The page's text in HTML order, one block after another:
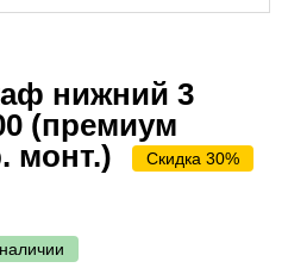
нижний 3
(премиум
монт.)
Скидка 30%